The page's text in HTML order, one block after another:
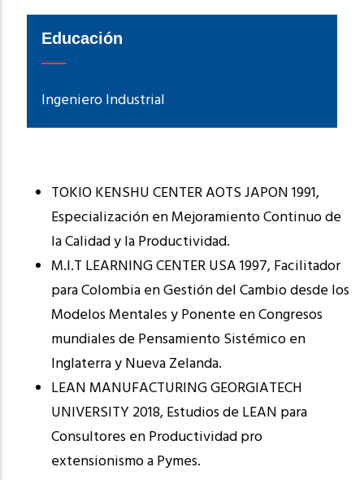
Educación
Ingeniero Industrial
TOKIO KENSHU CENTER AOTS JAPON 1991,
Especialización en Mejoramiento Continuo de
la Calidad y la Productividad.
M.I.T LEARNING CENTER USA 1997, Facilitador
para Colombia en Gestión del Cambio desde los
Modelos Mentales y Ponente en Congresos
mundiales de Pensamiento Sistémico en
Inglaterra y Nueva Zelanda.
LEAN MANUFACTURING GEORGIATECH
UNIVERSITY 2018, Estudios de LEAN para
Consultores en Productividad pro
extensionismo a Pymes.